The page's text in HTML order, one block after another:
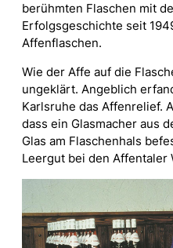
berühmten Flaschen mit
Erfolgsgeschichte seit
Affenflaschen.
Wie der Affe auf die
ungeklärt. Angeblich
Karlsruhe das Affenrelief.
dass ein Glasmacher aus
Glas am Flaschenhals
Leergut bei den Affentaler